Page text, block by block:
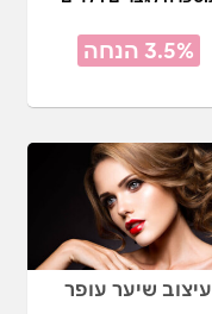
3.5% הנחה
עיצוב שיער עופר